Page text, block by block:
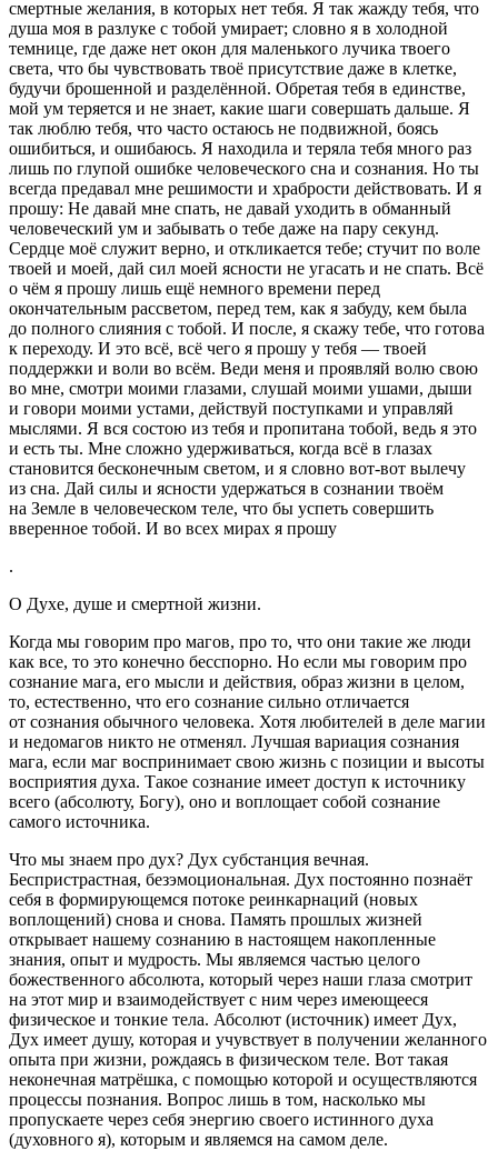
смертные желания, в которых нет тебя. Я так жажду тебя, что
душа моя в разлуке с тобой умирает; словно я в холодной
темнице, где даже нет окон для маленького лучика твоего
света, что бы чувствовать твоё присутствие даже в клетке,
будучи брошенной и разделённой. Обретая тебя в единстве,
мой ум теряется и не знает, какие шаги совершать дальше. Я
так люблю тебя, что часто остаюсь не подвижной, боясь
ошибиться, и ошибаюсь. Я находила и теряла тебя много раз
лишь по глупой ошибке человеческого сна и сознания. Но ты
всегда предавал мне решимости и храбрости действовать. И я
прошу: Не давай мне спать, не давай уходить в обманный
человеческий ум и забывать о тебе даже на пару секунд.
Сердце моё служит верно, и откликается тебе; стучит по воле
твоей и моей, дай сил моей ясности не угасать и не спать. Всё
о чём я прошу лишь ещё немного времени перед
окончательным рассветом, перед тем, как я забуду, кем была
до полного слияния с тобой. И после, я скажу тебе, что готова
к переходу. И это всё, всё чего я прошу у тебя — твоей
поддержки и воли во всём. Веди меня и проявляй волю свою
во мне, смотри моими глазами, слушай моими ушами, дыши
и говори моими устами, действуй поступками и управляй
мыслями. Я вся состою из тебя и пропитана тобой, ведь я это
и есть ты. Мне сложно удерживаться, когда всё в глазах
становится бесконечным светом, и я словно вот-вот вылечу
из сна. Дай силы и ясности удержаться в сознании твоём
на Земле в человеческом теле, что бы успеть совершить
вверенное тобой. И во всех мирах я прошу
.
О Духе, душе и смертной жизни.
Когда мы говорим про магов, про то, что они такие же люди
как все, то это конечно бесспорно. Но если мы говорим про
сознание мага, его мысли и действия, образ жизни в целом,
то, естественно, что его сознание сильно отличается
от сознания обычного человека. Хотя любителей в деле магии
и недомагов никто не отменял. Лучшая вариация сознания
мага, если маг воспринимает свою жизнь с позиции и высоты
восприятия духа. Такое сознание имеет доступ к источнику
всего (абсолюту, Богу), оно и воплощает собой сознание
самого источника.
Что мы знаем про дух? Дух субстанция вечная.
Беспристрастная, безэмоциональная. Дух постоянно познаёт
себя в формирующемся потоке реинкарнаций (новых
воплощений) снова и снова. Память прошлых жизней
открывает нашему сознанию в настоящем накопленные
знания, опыт и мудрость. Мы являемся частью целого
божественного абсолюта, который через наши глаза смотрит
на этот мир и взаимодействует с ним через имеющееся
физическое и тонкие тела. Абсолют (источник) имеет Дух,
Дух имеет душу, которая и учувствует в получении желанного
опыта при жизни, рождаясь в физическом теле. Вот такая
неконечная матрёшка, с помощью которой и осуществляются
процессы познания. Вопрос лишь в том, насколько мы
пропускаете через себя энергию своего истинного духа
(духовного я), которым и являемся на самом деле.